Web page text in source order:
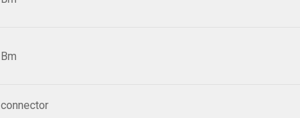
Bm
connector